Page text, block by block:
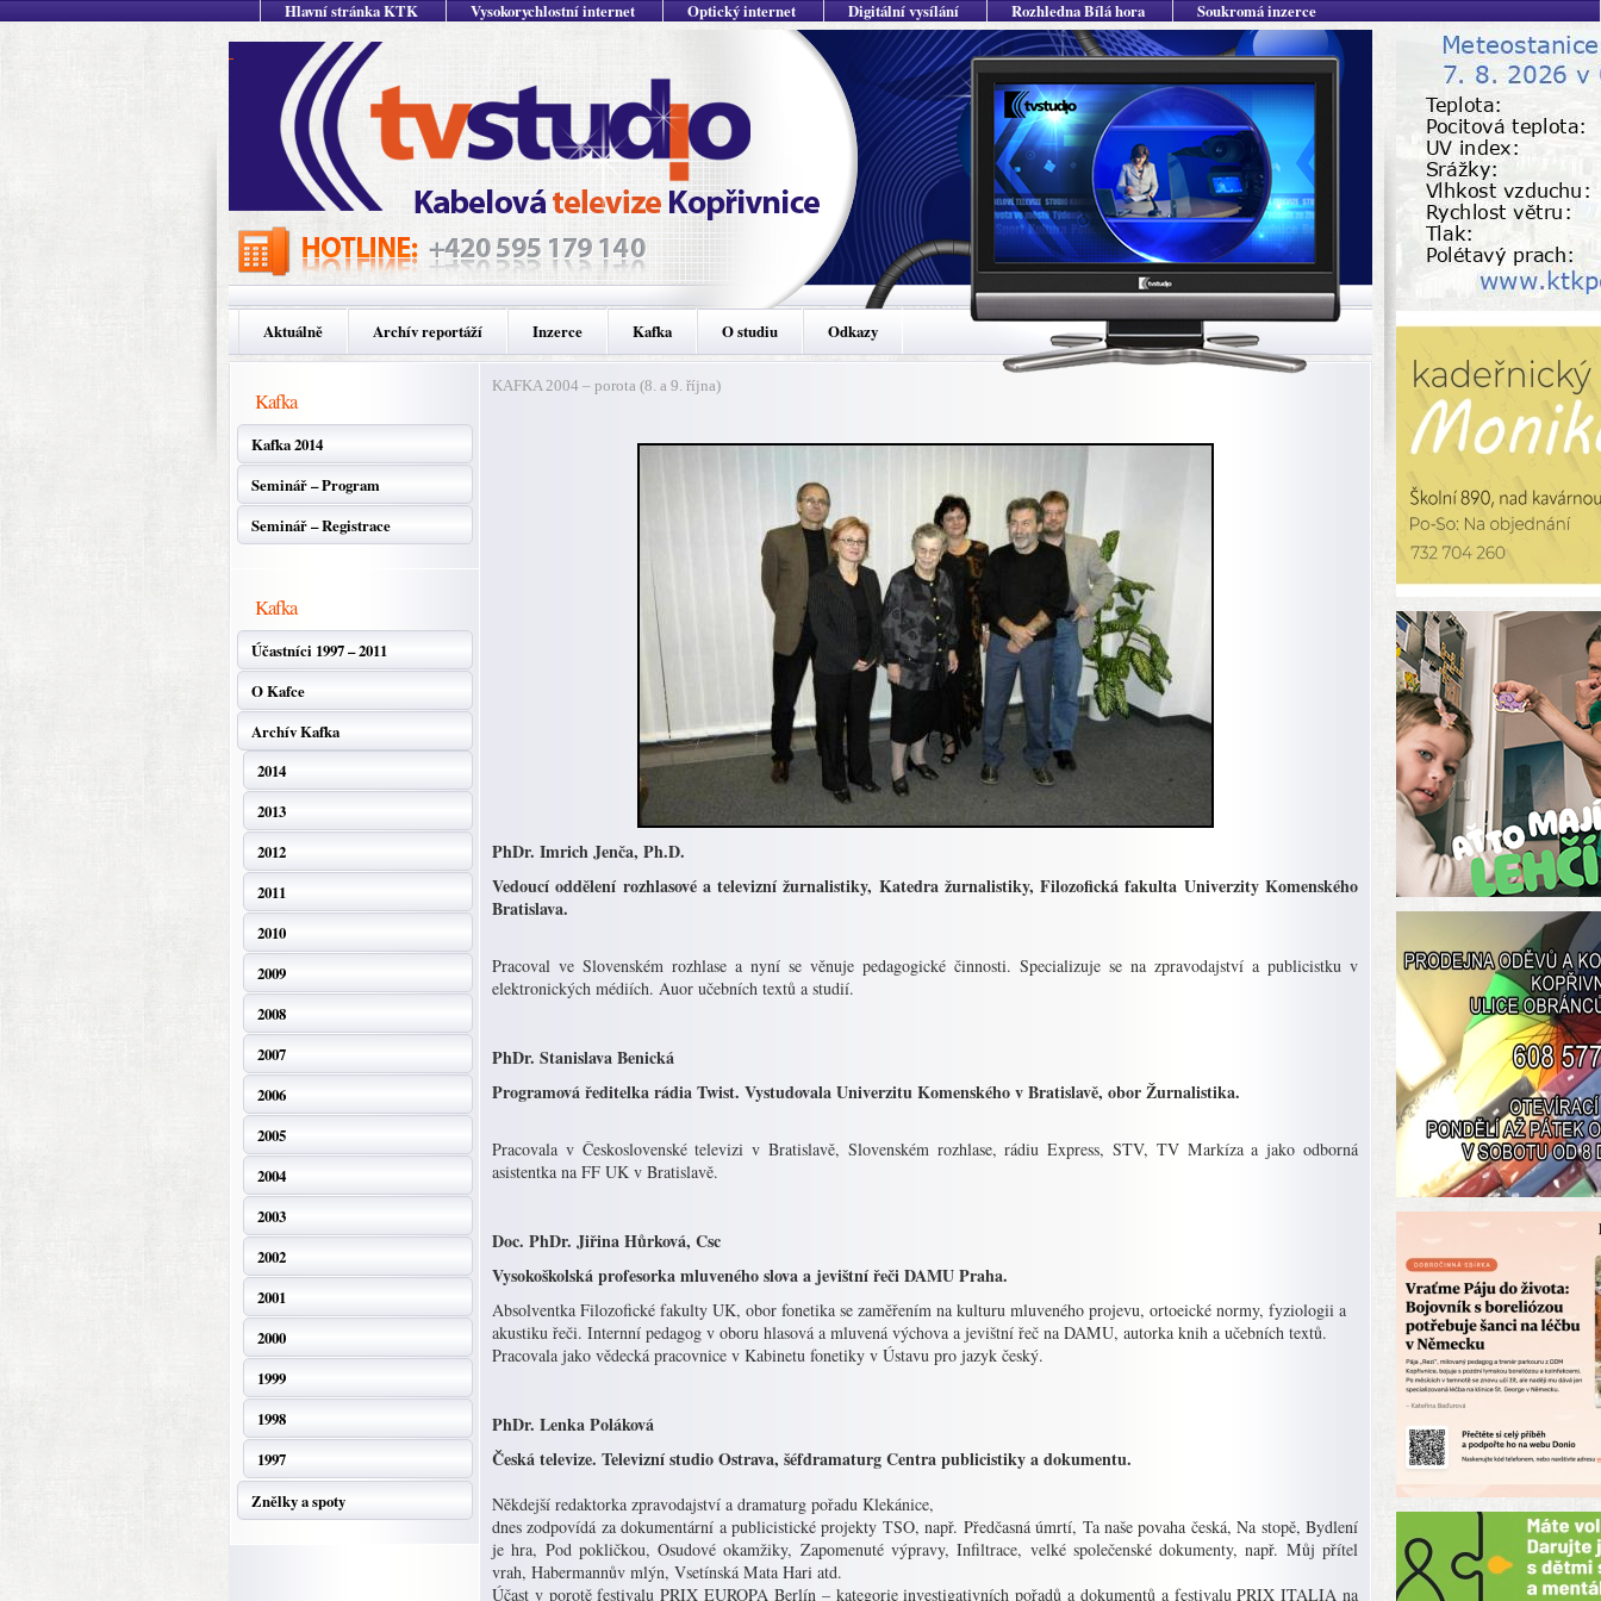
Hlavní stránka KTK Vysokorychlostní internet Optický internet Digitální vysílání Rozhledna Bílá hora Soukromá inzerce
Aktuálně Archív reportáží Inzerce Kafka O studiu Odkazy
Kafka
Kafka 2014
Seminář – Program
Seminář – Registrace
Kafka
Účastníci 1997 – 2011
O Kafce
Archív Kafka
2014
2013
2012
2011
2010
2009
2008
2007
2006
2005
2004
2003
2002
2001
2000
1999
1998
1997
Znělky a spoty
KAFKA 2004 – porota (8. a 9. října)
PhDr. Imrich Jenča, Ph.D.
Vedoucí oddělení rozhlasové a televizní žurnalistiky, Katedra žurnalistiky, Filozofická fakulta Univerzity Komenského
Bratislava.
Pracoval ve Slovenském rozhlase a nyní se věnuje pedagogické činnosti. Specializuje se na zpravodajství a publicistku v
elektronických médiích. Auor učebních textů a studií.
PhDr. Stanislava Benická
Programová ředitelka rádia Twist. Vystudovala Univerzitu Komenského v Bratislavě, obor Žurnalistika.
Pracovala v Československé televizi v Bratislavě, Slovenském rozhlase, rádiu Express, STV, TV Markíza a jako odborná
asistentka na FF UK v Bratislavě.
Doc. PhDr. Jiřina Hůrková, Csc
Vysokoškolská profesorka mluveného slova a jevištní řeči DAMU Praha.
Absolventka Filozofické fakulty UK, obor fonetika se zaměřením na kulturu mluveného projevu, ortoeické normy, fyziologii a
akustiku řeči. Internní pedagog v oboru hlasová a mluvená výchova a jevištní řeč na DAMU, autorka knih a učebních textů.
Pracovala jako vědecká pracovnice v Kabinetu fonetiky v Ústavu pro jazyk český.
PhDr. Lenka Poláková
Česká televize. Televizní studio Ostrava, šéfdramaturg Centra publicistiky a dokumentu.
Někdejší redaktorka zpravodajství a dramaturg pořadu Klekánice,
dnes zodpovídá za dokumentární a publicistické projekty TSO, např. Předčasná úmrtí, Ta naše povaha česká, Na stopě, Bydlení
je hra, Pod pokličkou, Osudové okamžiky, Zapomenuté výpravy, Infiltrace, velké společenské dokumenty, např. Můj přítel
vrah, Habermannův mlýn, Vsetínská Mata Hari atd.
Účast v porotě festivalu PRIX EUROPA Berlín – kategorie investigativních pořadů a dokumentů a festivalu PRIX ITALIA na